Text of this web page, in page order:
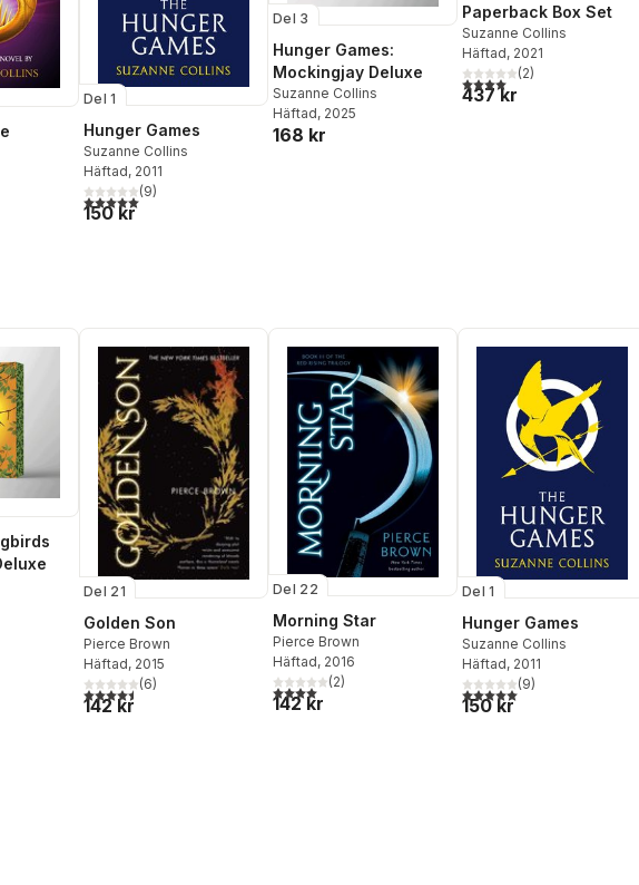
Totalt antal röster:
Del 1
Hunger Games
Suzanne Collins
Häftad, 2011
5,0utav 5 stjärnor. Totalt antal röster:
(9)
150 kr
Del 3
Hunger Games:
Mockingjay Deluxe
Suzanne Collins
Häftad, 2025
168 kr
Paperback Box Set
Suzanne Collins
Häftad, 2021
4,0utav 5 stjärnor. Totalt
(2)
437 kr
Totalt antal röster:
Del 21
Golden Son
Pierce Brown
Häftad, 2015
4,5utav 5 stjärnor. Totalt antal röster:
(6)
142 kr
Del 22
Morning Star
Pierce Brown
Häftad, 2016
4,0utav 5 stjärnor. Totalt antal röster:
(2)
142 kr
Del 1
Hunger Games
Suzanne Collins
Häftad, 2011
5,0utav 5 stjärnor. Totalt
(9)
150 kr